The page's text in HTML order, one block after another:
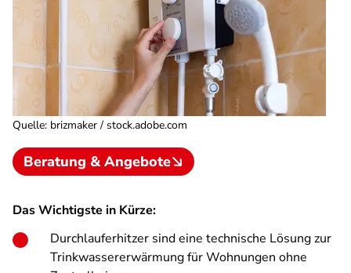
Quelle: brizmaker / stock.adobe.com
Beratung & Angebote
Das Wichtigste in Kürze:
Durchlauferhitzer sind eine technische Lösung zur
Trinkwassererwärmung für Wohnungen ohne